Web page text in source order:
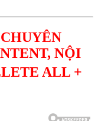
NỘI
ALL +